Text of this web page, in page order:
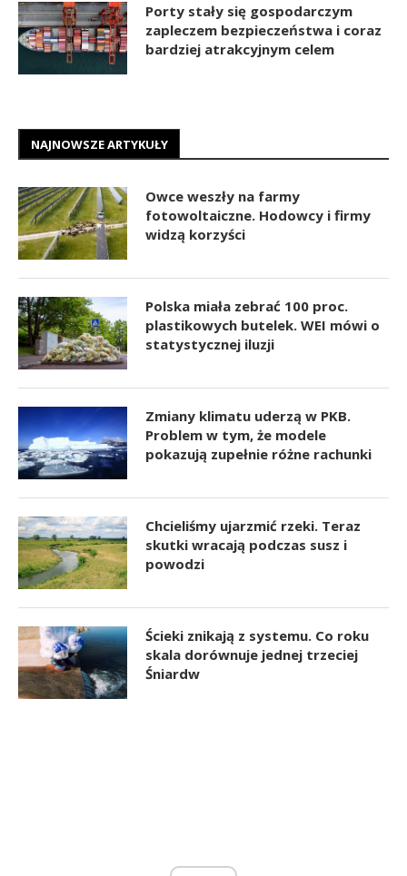
Porty stały się gospodarczym
zapleczem bezpieczeństwa i coraz
bardziej atrakcyjnym celem
NAJNOWSZE ARTYKUŁY
Owce weszły na farmy
fotowoltaiczne. Hodowcy i firmy
widzą korzyści
Polska miała zebrać 100 proc.
plastikowych butelek. WEI mówi o
statystycznej iluzji
Zmiany klimatu uderzą w PKB.
Problem w tym, że modele
pokazują zupełnie różne rachunki
Chcieliśmy ujarzmić rzeki. Teraz
skutki wracają podczas susz i
powodzi
Ścieki znikają z systemu. Co roku
skala dorównuje jednej trzeciej
Śniardw